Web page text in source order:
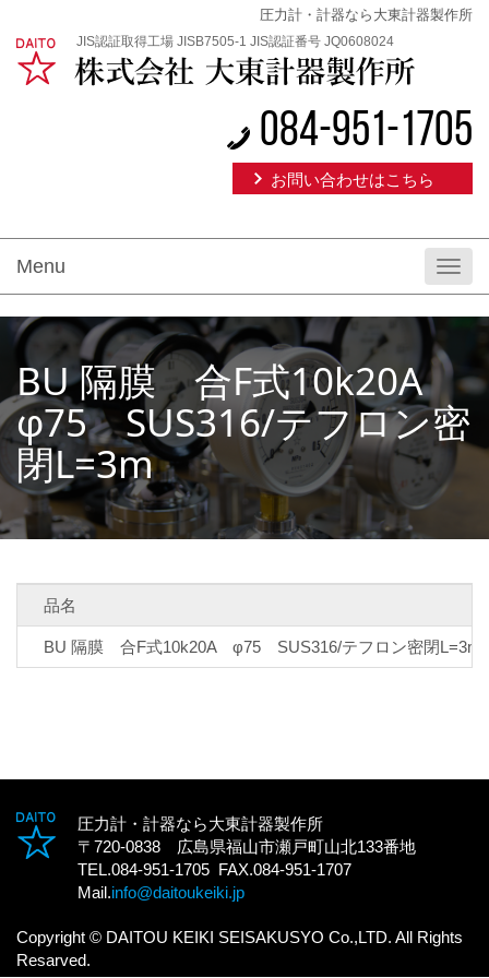
圧力計・計器なら大東計器製作所
JIS認証取得工場 JISB7505-1 JIS認証番号 JQ0608024
084-951-1705
お問い合わせはこちら
Menu
BU 隔膜 合F式10k20A
φ75 SUS316/テフロン密
閉L=3m
品名
BU 隔膜 合F式10k20A φ75 SUS316/テフロン密閉L=3m
圧力計・計器なら大東計器製作所
〒720-0838 広島県福山市瀬戸町山北133番地
TEL.084-951-1705 FAX.084-951-1707
Mail.info@daitoukeiki.jp
Copyright © DAITOU KEIKI SEISAKUSYO Co.,LTD. All Rights
Resarved.